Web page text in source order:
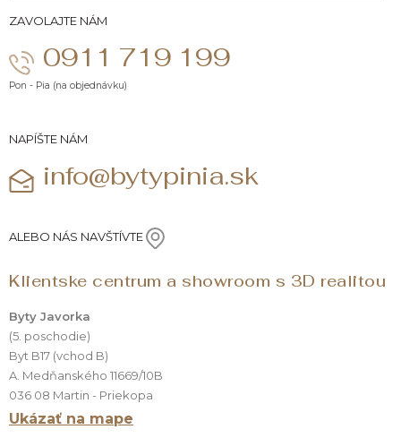
ZAVOLAJTE NÁM
0911 719 199
Pon - Pia (na objednávku)
NAPÍŠTE NÁM
info@bytypinia.sk
ALEBO NÁS NAVŠTÍVTE
Klientske centrum a showroom s 3D realitou
Byty Javorka
(5. poschodie)
Byt B17 (vchod B)
A. Medňanského 11669/10B
036 08 Martin - Priekopa
Ukázať na mape